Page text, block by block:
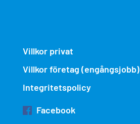
Villkor privat
Villkor företag (engångsjobb)
Integritetspolicy
Facebook